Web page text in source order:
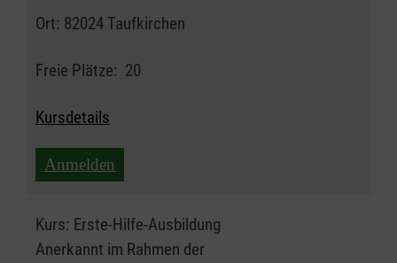
Ort: 82024 Taufkirchen
Freie Plätze: 20
Kursdetails
Anmelden
Kurs: Erste-Hilfe-Ausbildung
Anerkannt im Rahmen der